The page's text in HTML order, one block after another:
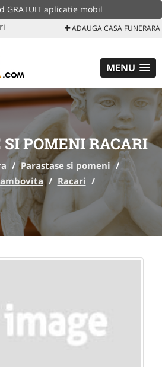
GRATUIT aplicatie mobil
ADAUGA CASA FUNERARA
MENU
SI POMENI RACARI
/ Parastase si pomeni /
/ Racari /